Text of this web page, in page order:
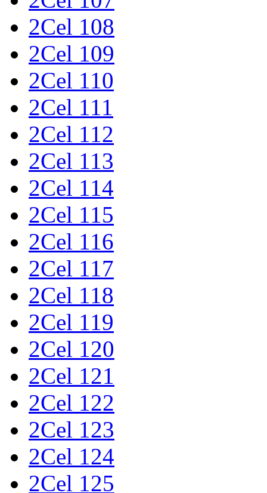
2Cel 108
2Cel 109
2Cel 110
2Cel 111
2Cel 112
2Cel 113
2Cel 114
2Cel 115
2Cel 116
2Cel 117
2Cel 118
2Cel 119
2Cel 120
2Cel 121
2Cel 122
2Cel 123
2Cel 124
2Cel 125